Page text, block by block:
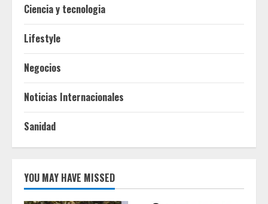
Ciencia y tecnologia
Lifestyle
Negocios
Noticias Internacionales
Sanidad
YOU MAY HAVE MISSED